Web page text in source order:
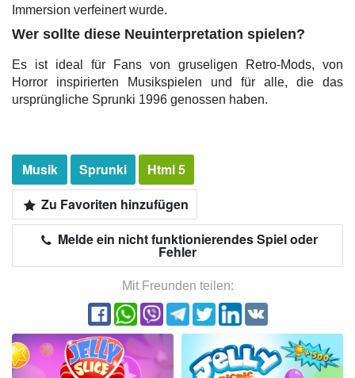
Immersion verfeinert wurde.
Wer sollte diese Neuinterpretation spielen?
Es ist ideal für Fans von gruseligen Retro-Mods, von
Horror inspirierten Musikspielen und für alle, die das
ursprüngliche Sprunki 1996 genossen haben.
Musik Sprunki
Html 5
Zu Favoriten hinzufügen
Melde ein nicht funktionierendes Spiel oder
Fehler
Mit Freunden teilen: